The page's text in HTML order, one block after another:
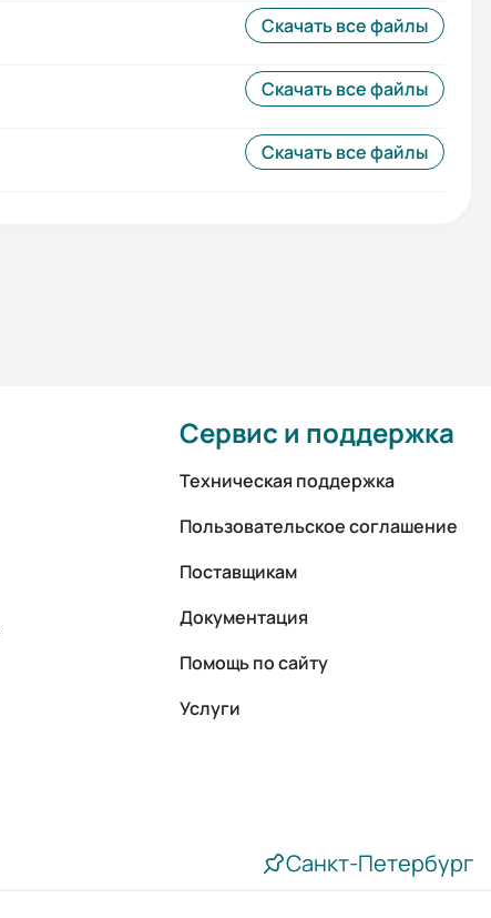
Скачать все файлы
Скачать все файлы
Скачать все файлы
Сервис и поддержка
Техническая поддержка
Пользовательское соглашение
Поставщикам
Документация
Помощь по сайту
Услуги
Санкт-Петербург